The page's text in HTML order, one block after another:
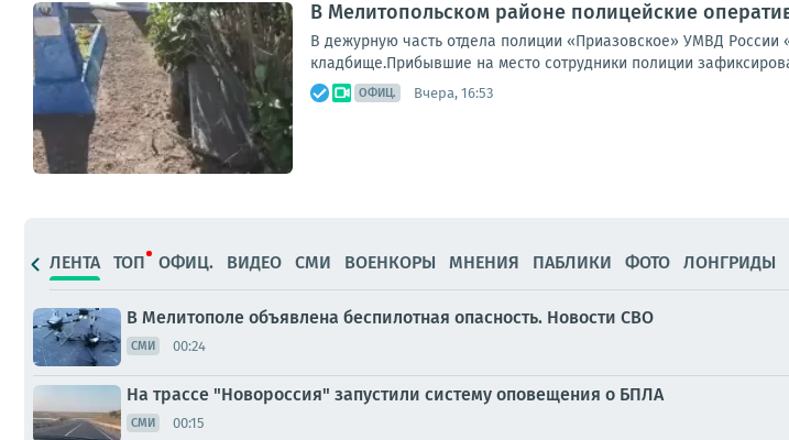
В Мелитопольском районе полицейские
В дежурную часть отдела полиции «Приазовское» УМВД
кладбище.Прибывшие на место сотрудники полиции
ОФИЦ. Вчера, 16:53
ЛЕНТА ТОП ОФИЦ. ВИДЕО СМИ ВОЕНКОРЫ МНЕНИЯ ПАБЛИКИ ФОТО ЛОНГРИДЫ
В Мелитополе объявлена беспилотная опасность. Новости СВО
СМИ 00:24
На трассе "Новороссия" запустили систему оповещения о БПЛА
СМИ 00:15